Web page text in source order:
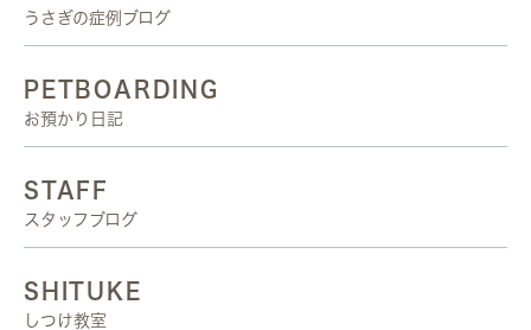
うさぎの症例ブログ
PETBOARDING
お預かり日記
STAFF
スタッフブログ
SHITUKE
しつけ教室